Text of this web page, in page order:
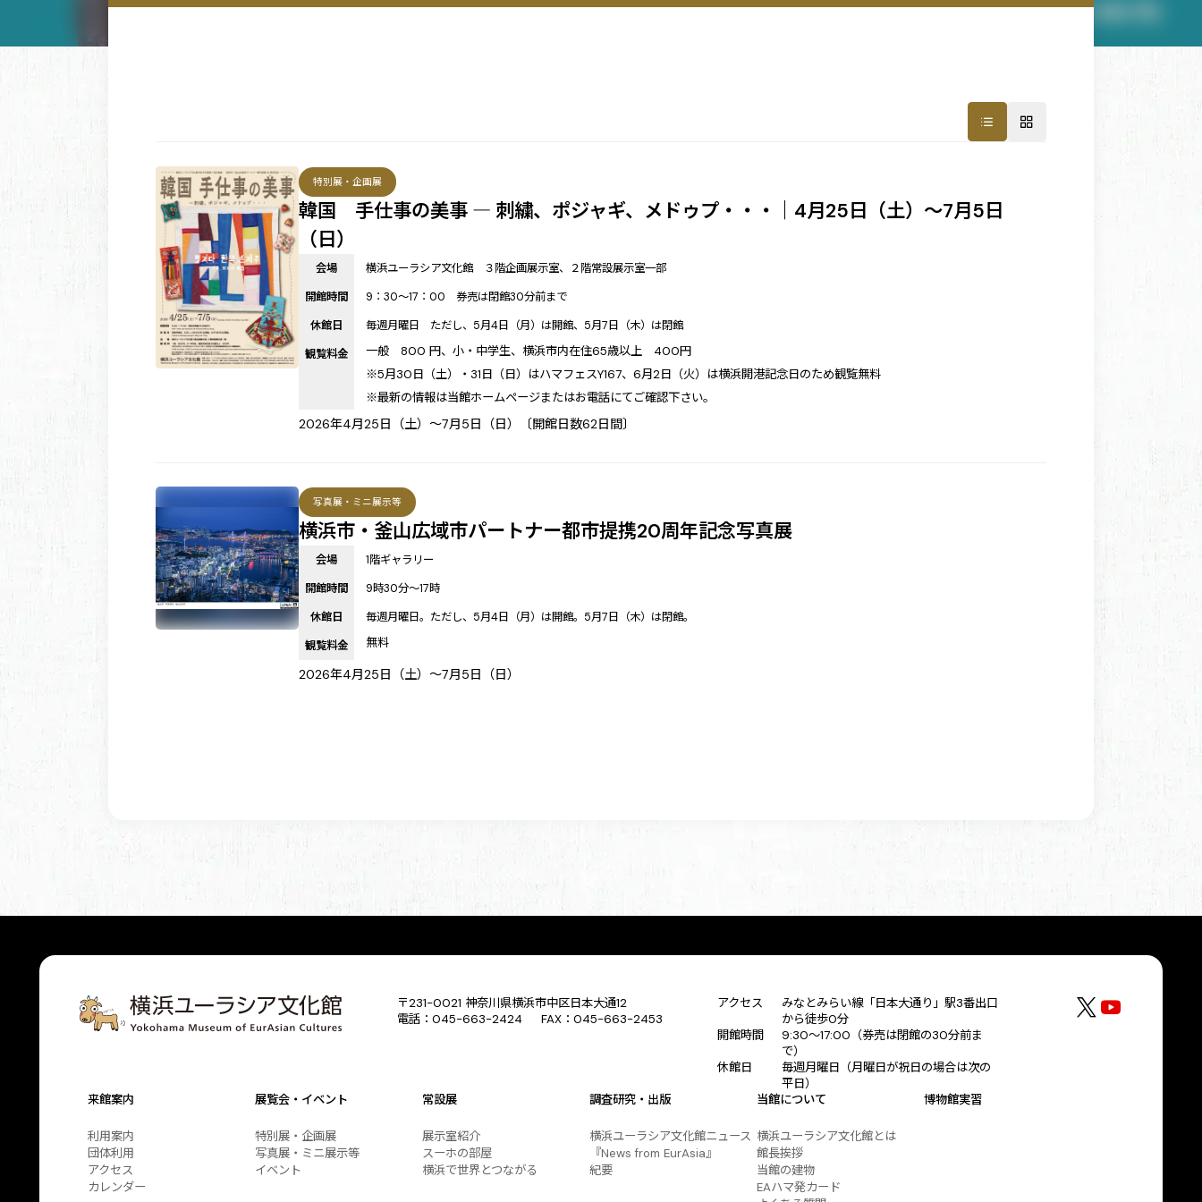
韓国 手仕事の美事 ― 刺繍、ポジャギ、メドゥプ・・・｜4月25日（土）～7月5日
（日）
特別展・企画展
2026年4月25日（土）～7月5日（日）〔開館日数62日間〕
会場
横浜ユーラシア文化館 ３階企画展示室、２階常設展示室一部
開館時間
9：30～17：00 券売は閉館30分前まで
休館日
毎週月曜日 ただし、5月4日（月）は開館、5月7日（木）は閉館
観覧料金
一般 800 円、小・中学生、横浜市内在住65歳以上 400円
※5月30日（土）・31日（日）はハマフェスY167、6月2日（火）は横浜開港記念日のため観覧無料
※最新の情報は当館ホームページまたはお電話にてご確認下さい。
横浜市・釜山広域市パートナー都市提携20周年記念写真展
写真展・ミニ展示等
2026年4月25日（土）～7月5日（日）
会場
1階ギャラリー
開館時間
9時30分～17時
休館日
毎週月曜日。ただし、5月4日（月）は開館。5月7日（木）は閉館。
観覧料金
無料
〒231-0021 神奈川県横浜市中区日本大通12
電話：045-663-2424 FAX：045-663-2453
アクセス
みなとみらい線「日本大通り」駅3番出口
から徒歩0分
開館時間
9:30～17:00（券売は閉館の30分前ま
で）
休館日
毎週月曜日（月曜日が祝日の場合は次の
平日）
来館案内
利用案内
団体利用
アクセス
カレンダー
展覧会・イベント
特別展・企画展
写真展・ミニ展示等
イベント
常設展
展示室紹介
スーホの部屋
横浜で世界とつながる
調査研究・出版
横浜ユーラシア文化館ニュース
『News from EurAsia』
紀要
当館について
横浜ユーラシア文化館とは
館長挨拶
当館の建物
EAハマ発カード
博物館実習